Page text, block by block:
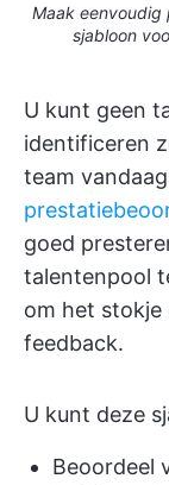
Maak eenvoudig
sjabloon
U kunt geen
identificeren
team
goed
talentenpool
om het stokje
feedback.
U kunt deze
Beoordeel